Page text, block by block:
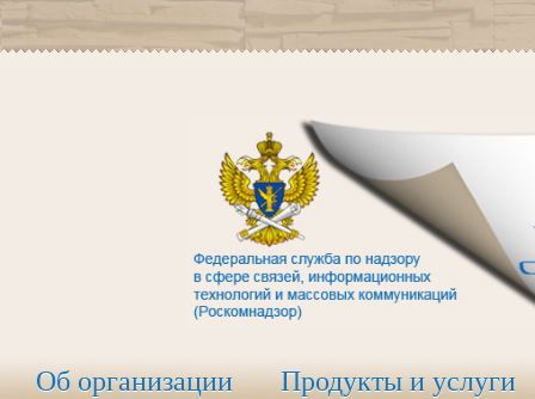
Об организации Продукты и услуги